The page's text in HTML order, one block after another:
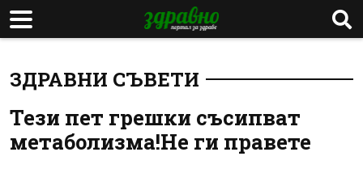
ЗДРАВНИ СЪВЕТИ
Тези пет грешки съсипват
метаболизма!Не ги правете